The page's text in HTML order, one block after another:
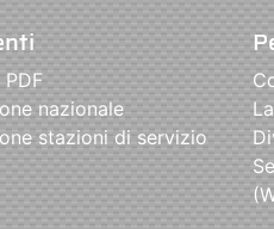
nazionale
stazioni di servizio